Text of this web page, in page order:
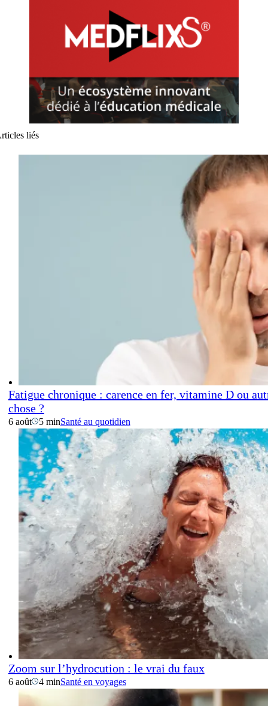
liés
Fatigue chronique : carence en fer, vitamine D ou
chose ?
6 août 5 minSanté au quotidien
Zoom sur l’hydrocution : le vrai du faux
6 août 4 minSanté en voyages